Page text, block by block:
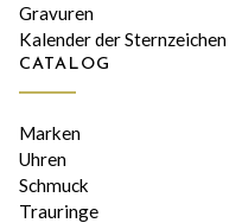
Gravuren
Kalender der Sternzeichen
CATALOG
Marken
Uhren
Schmuck
Trauringe